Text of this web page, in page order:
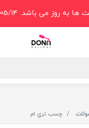
به روز می باشد. 1405/05/14
چسب تري ام